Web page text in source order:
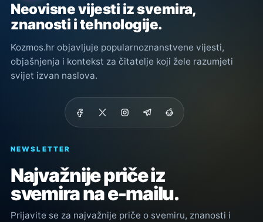
Neovisne vijesti iz svemira,
znanosti i tehnologije.
Kozmos.hr objavljuje popularnoznanstvene vijesti,
objašnjenja i kontekst za čitatelje koji žele razumjeti
svijet izvan naslova.
NEWSLETTER
Najvažnije priče iz
svemira na e-mailu.
Prijavite se za najvažnije priče o svemiru, znanosti i